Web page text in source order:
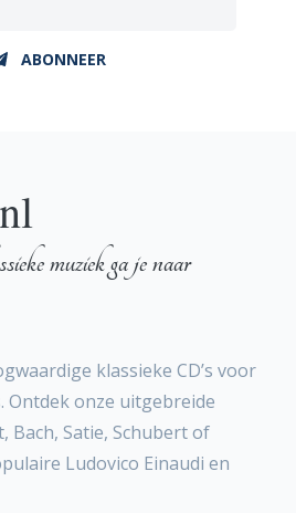
ABONNEER
muziek ga je naar
klassieke CD’s voor
Ontdek onze uitgebreide
Bach, Satie, Schubert of
Ludovico Einaudi en